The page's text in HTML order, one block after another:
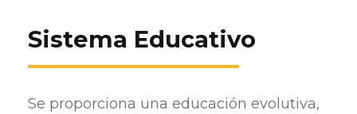
Sistema Educativo
Se proporciona una educación evolutiva,